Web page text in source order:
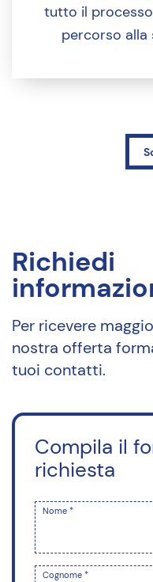
tutto il
percorso alla
Richiedi
Per ricevere
nostra offerta
tuoi contatti.
Compila il
richiesta
Nome *
Cognome *